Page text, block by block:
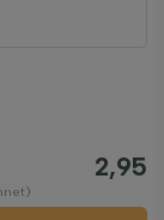
2,95